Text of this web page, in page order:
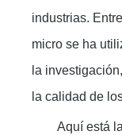
industrias.
micro se ha
la
la calidad de
Aquí está